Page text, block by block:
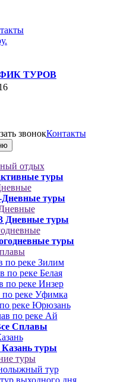
ТУРОВ
звонокКонтакты
отдых
туры
Дневные туры
Дневные туры
туры
по реке Зилим
по реке Белая
по реке Инзер
реке Уфимка
реке Юрюзань
по реке Ай
Сплавы
Казань туры
туры
тур
выходного дня